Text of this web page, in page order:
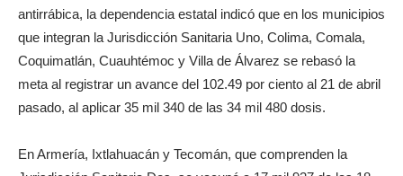
antirrábica, la dependencia estatal indicó que en los municipios
que integran la Jurisdicción Sanitaria Uno, Colima, Comala,
Coquimatlán, Cuauhtémoc y Villa de Álvarez se rebasó la
meta al registrar un avance del 102.49 por ciento al 21 de abril
pasado, al aplicar 35 mil 340 de las 34 mil 480 dosis.
En Armería, Ixtlahuacán y Tecomán, que comprenden la